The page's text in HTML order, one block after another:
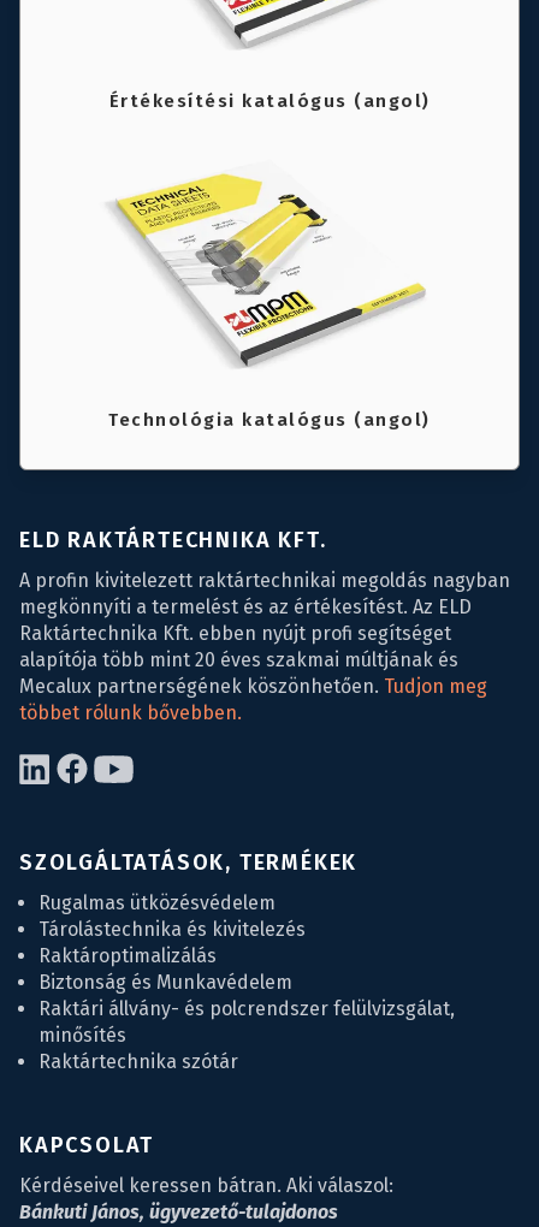
Értékesítési katalógus (angol)
Technológia katalógus (angol)
ELD RAKTÁRTECHNIKA KFT.
A profin kivitelezett raktártechnikai megoldás nagyban
megkönnyíti a termelést és az értékesítést. Az ELD
Raktártechnika Kft. ebben nyújt profi segítséget
alapítója több mint 20 éves szakmai múltjának és
Mecalux partnerségének köszönhetően. Tudjon meg
többet rólunk bővebben.
SZOLGÁLTATÁSOK, TERMÉKEK
Rugalmas ütközésvédelem
Tárolástechnika és kivitelezés
Raktároptimalizálás
Biztonság és Munkavédelem
Raktári állvány- és polcrendszer felülvizsgálat,
minősítés
Raktártechnika szótár
KAPCSOLAT
Kérdéseivel keressen bátran. Aki válaszol:
Bánkuti János, ügyvezető-tulajdonos